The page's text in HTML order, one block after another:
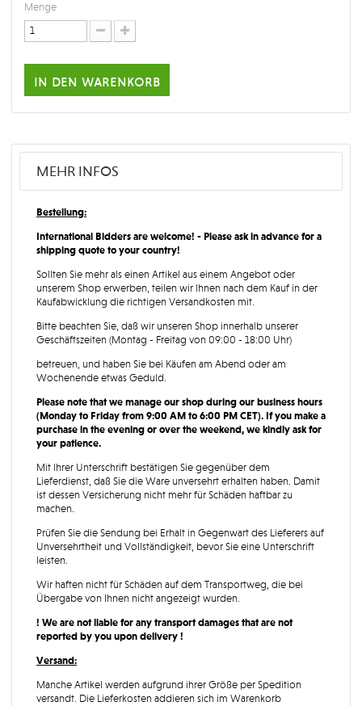
Menge
in den warenkorb
MEHR INFOS
Bestellung:
International Bidders are welcome! - Please ask in advance for a
shipping quote to your country!
Sollten Sie mehr als einen Artikel aus einem Angebot oder
unserem Shop erwerben, teilen wir Ihnen nach dem Kauf in der
Kaufabwicklung die richtigen Versandkosten mit.
Bitte beachten Sie, daß wir unseren Shop innerhalb unserer
Geschäftszeiten (Montag - Freitag von 09:00 - 18:00 Uhr)
betreuen, und haben Sie bei Käufen am Abend oder am
Wochenende etwas Geduld.
Please note that we manage our shop during our business hours
(Monday to Friday from 9:00 AM to 6:00 PM CET). If you make a
purchase in the evening or over the weekend, we kindly ask for
your patience.
Mit Ihrer Unterschrift bestätigen Sie gegenüber dem
Lieferdienst, daß Sie die Ware unversehrt erhalten haben. Damit
ist dessen Versicherung nicht mehr für Schäden haftbar zu
machen.
Prüfen Sie die Sendung bei Erhalt in Gegenwart des Lieferers auf
Unversehrtheit und Vollständigkeit, bevor Sie eine Unterschrift
leisten.
Wir haften nicht für Schäden auf dem Transportweg, die bei
Übergabe von Ihnen nicht angezeigt wurden.
! We are not liable for any transport damages that are not
reported by you upon delivery !
Versand:
Manche Artikel werden aufgrund ihrer Größe per Spedition
versandt. Die Lieferkosten addieren sich im Warenkorb